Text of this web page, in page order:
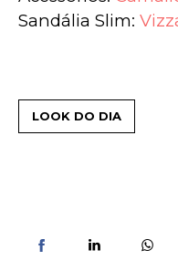
Sandália Slim:
LOOK DO DIA